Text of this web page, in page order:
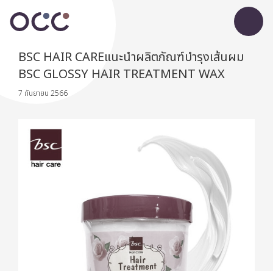
BSC HAIR CAREแนะนำผลิตภัณฑ์บำรุงเส้นผม
BSC GLOSSY HAIR TREATMENT WAX
7 กันยายน 2566